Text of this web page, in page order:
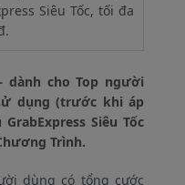
Siêu Tốc, tối đa
dành cho Top người
dụng (trước khi áp
Siêu Tốc
Trình.
dùng có tổng cước